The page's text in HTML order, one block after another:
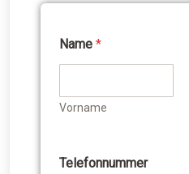
I
h
e
i
e
Name *
Vorname
Telefonnummer